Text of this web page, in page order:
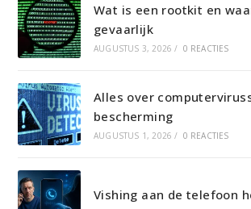
Wat is een rootkit en
gevaarlijk
AUGUSTUS 3, 2026 / 0 REACTIES
Alles over
bescherming
AUGUSTUS 1, 2026 / 0 REACTIES
Vishing aan de telefoon